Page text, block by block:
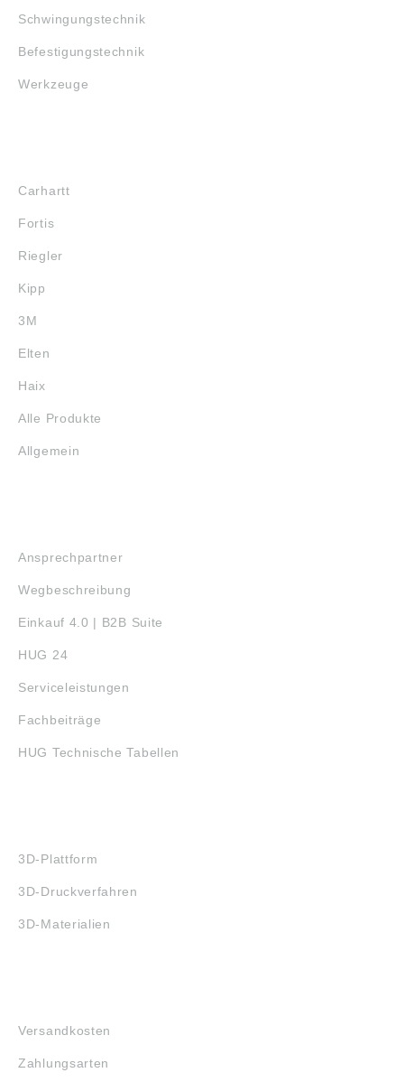
Schwingungstechnik
Befestigungstechnik
Werkzeuge
Carhartt
Fortis
Riegler
Kipp
3M
Elten
Haix
Alle Produkte
Allgemein
Ansprechpartner
Wegbeschreibung
Einkauf 4.0 | B2B Suite
HUG 24
Serviceleistungen
Fachbeiträge
HUG Technische Tabellen
3D-Plattform
3D-Druckverfahren
3D-Materialien
Versandkosten
Zahlungsarten